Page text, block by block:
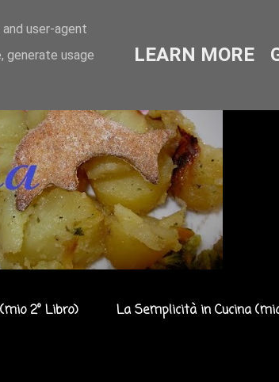
2° Libro) La Semplicità in Cucina
user-agent
generate usage
LEARN MORE